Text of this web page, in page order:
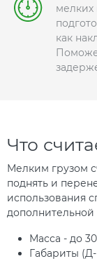
мелких
как
Что
Мелким грузом
поднять и
использования
Масса - до
Габариты